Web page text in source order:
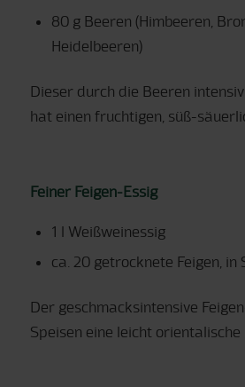
80 g Beeren (Himbeeren,
Heidelbeeren)
Dieser durch die Beeren
hat einen fruchtigen, süß-
Feiner Feigen-Essig
1 l Weißweinessig
ca. 20 getrocknete Feigen, in
Der geschmacksintensive
Speisen eine leicht orientalische